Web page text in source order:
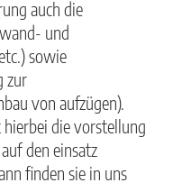
auch die
und
sowie
zur
von aufzügen).
die vorstellung
den einsatz
finden sie in uns